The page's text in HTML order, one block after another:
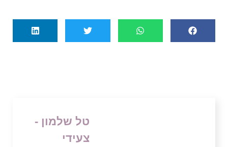
טל שלמון -
צעידי